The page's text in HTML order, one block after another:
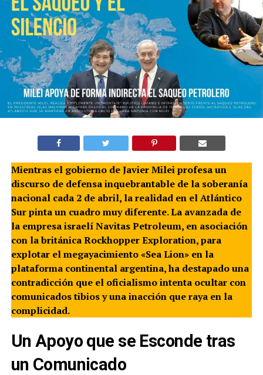
Mientras el gobierno de Javier Milei profesa un
discurso de defensa inquebrantable de la soberanía
nacional cada 2 de abril, la realidad en el Atlántico
Sur pinta un cuadro muy diferente. La avanzada de
la empresa israelí Navitas Petroleum, en asociación
con la británica Rockhopper Exploration, para
explotar el megayacimiento «Sea Lion» en la
plataforma continental argentina, ha destapado una
contradicción que el oficialismo intenta ocultar con
comunicados tibios y una inacción que raya en la
complicidad.
Un Apoyo que se Esconde tras
un Comunicado